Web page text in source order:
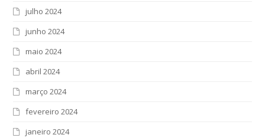
julho 2024
junho 2024
maio 2024
abril 2024
março 2024
fevereiro 2024
janeiro 2024